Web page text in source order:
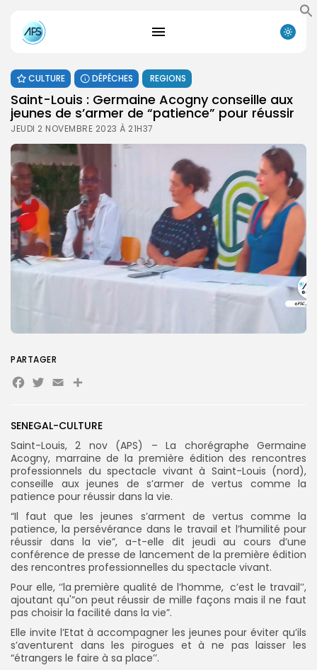
Search
CULTURE DÉPÊCHES REGIONS
Saint-Louis : Germaine Acogny conseille aux
jeunes de s’armer de “patience” pour réussir
JEUDI 2 NOVEMBRE 2023 À 21H37
SENEGAL-CULTURE
Saint-Louis, 2 nov (APS) – La chorégraphe Germaine
Acogny, marraine de la première édition des rencontres
professionnels du spectacle vivant à Saint-Louis (nord),
conseille aux jeunes de s’armer de vertus comme la
patience pour réussir dans la vie.
“Il faut que les jeunes s’arment de vertus comme la
patience, la persévérance dans le travail et l’humilité pour
réussir dans la vie”, a-t-elle dit jeudi au cours d’une
conférence de presse de lancement de la première édition
des rencontres professionnelles du spectacle vivant.
Pour elle, ‘’la première qualité de l’homme, c’est le travail’’,
ajoutant qu'”on peut réussir de mille façons mais il ne faut
pas choisir la facilité dans la vie”.
Elle invite l’Etat à accompagner les jeunes pour éviter qu’ils
s’aventurent dans les pirogues et à ne pas laisser les
“étrangers le faire à sa place’’.
PARTAGER
Facebook
Twitter
EmailPartager